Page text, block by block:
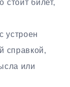
стоит билет,
устроен
справкой,
или